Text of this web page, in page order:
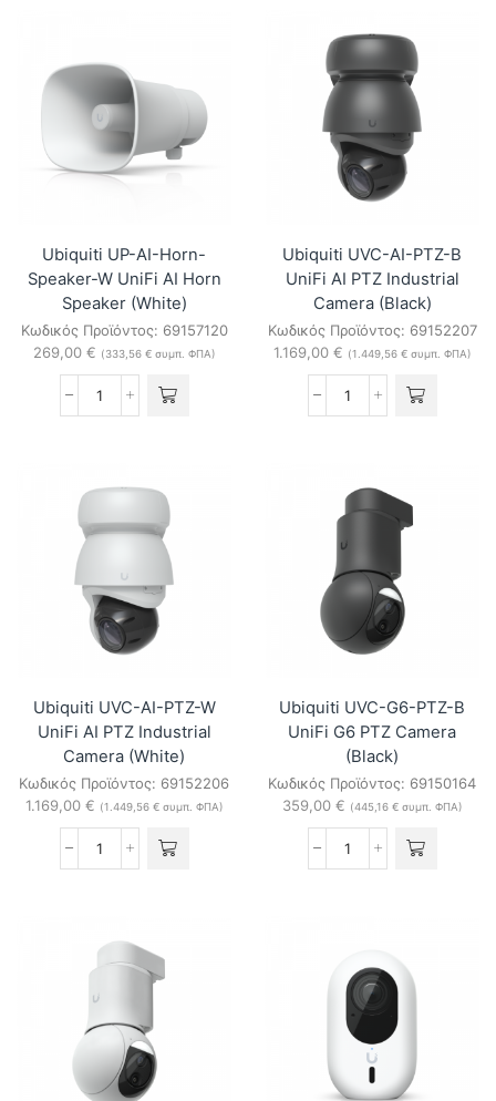
G6
Bullet
Camera
(Black)
ποσότητα
B
UniFi
G6
Camera
(Black)
ποσότητα
Ubiquiti UP-AI-Horn-
Speaker-W UniFi AI Horn
Speaker (White)
Κωδικός Προϊόντος: 69157120
269,00 € (333,56 €συμπ. ΦΠΑ)
Ubiquiti
Speaker-
UniFi
Horn
Speaker
(White)
ποσότητα
Ubiquiti UVC-AI-PTZ-B
UniFi AI PTZ Industrial
Camera (Black)
Κωδικός Προϊόντος: 69152207
1.169,00 € (1.449,56 €συμπ. ΦΠΑ)
Ubiquiti
B
UniFi
PTZ
Industrial
Camera
(Black)
ποσότητα
Ubiquiti UVC-AI-PTZ-W
UniFi AI PTZ Industrial
Camera (White)
Κωδικός Προϊόντος: 69152206
1.169,00 € (1.449,56 €συμπ. ΦΠΑ)
Ubiquiti
W
UniFi
PTZ
Industrial
Camera
(White)
ποσότητα
Ubiquiti UVC-G6-PTZ-B
UniFi G6 PTZ Camera
(Black)
Κωδικός Προϊόντος: 69150164
359,00 € (445,16 €συμπ. ΦΠΑ)
Ubiquiti
G6
PTZ
Camera
(Black)
ποσότητα